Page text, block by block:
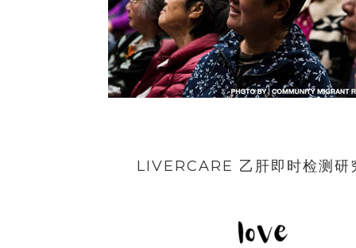
LIVERCARE 乙肝即时检测研